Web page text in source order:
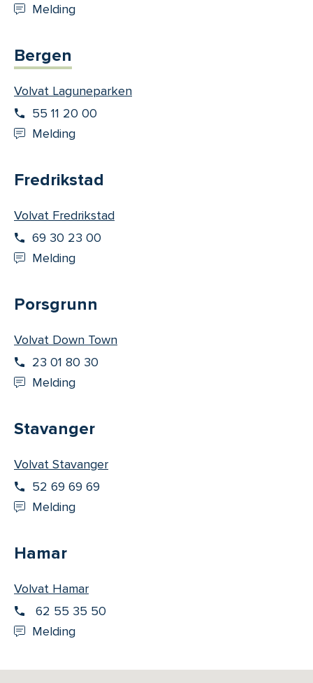
Melding
Bergen
Volvat Laguneparken
55 11 20 00
Melding
Fredrikstad
Volvat Fredrikstad
69 30 23 00
Melding
Porsgrunn
Volvat Down Town
23 01 80 30
Melding
Stavanger
Volvat Stavanger
52 69 69 69
Melding
Hamar
Volvat Hamar
62 55 35 50
Melding